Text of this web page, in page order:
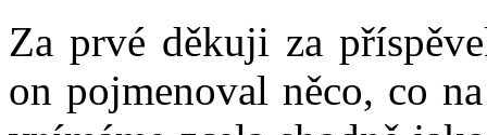
Za prvé děkuji za
on pojmenoval něco, co